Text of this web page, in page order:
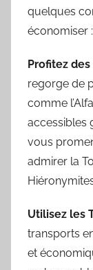
quelques
économiser :
Profitez
regorge de
comme
accessibles
vous
admirer la
Utilisez les
transports
et